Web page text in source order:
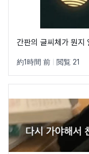
간판의 글씨체가 뭔지
約1時間 前 閲覧 21